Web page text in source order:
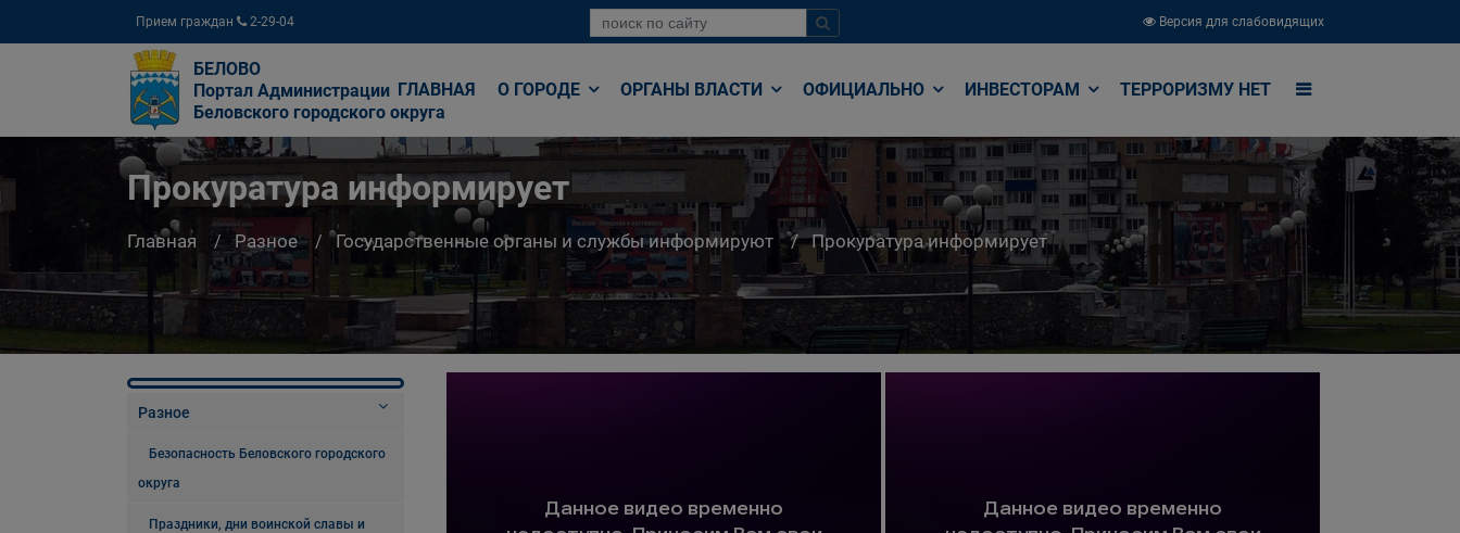
Прием граждан 2-29-04 Версия для слабовидящих
БЕЛОВО
Портал Администрации
Беловского городского округа
ГЛАВНАЯ О ГОРОДЕ ОРГАНЫ ВЛАСТИ ОФИЦИАЛЬНО ИНВЕСТОРАМ ТЕРРОРИЗМУ НЕТ
Прокуратура информирует
Главная Разное Государственные органы и службы информируют Прокуратура информирует
Разное
Безопасность Беловского городского
округа
Праздники, дни воинской славы и